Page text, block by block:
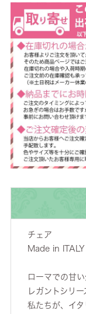
チェア
Made in ITALY
ローマでの甘
レガントシリー
私たちが、イ